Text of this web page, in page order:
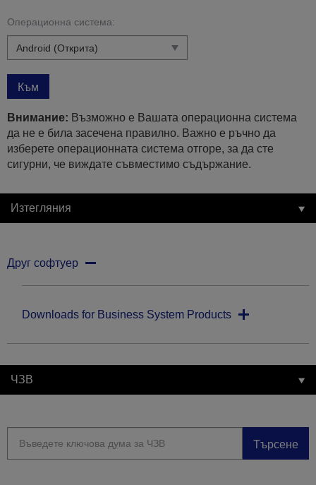
Операционна система:
Към
Внимание: Възможно е Вашата операционна система
да не е била засечена правилно. Важно е ръчно да
изберете операционната система отгоре, за да сте
сигурни, че виждате съвместимо съдържание.
Изтегляния
Друг софтуер
Downloads for Business System Products
ЧЗВ
Търсене